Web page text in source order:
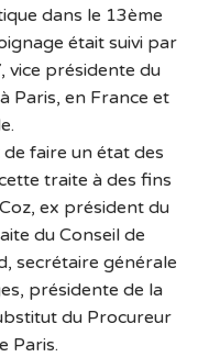
dans le 13ème
était suivi par
vice présidente du
Paris, en France et
faire un état des
traite à des fins
ex président du
du Conseil de
secrétaire générale
présidente de la
du Procureur
Paris.